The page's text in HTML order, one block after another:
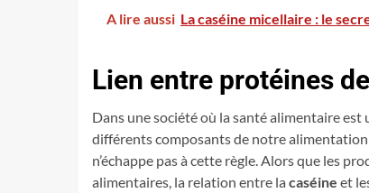
A lire aussi La caséine micellaire : le
Lien entre protéines
Dans une société où la santé alimentaire
différents composants de notre alimentation
n’échappe pas à cette règle. Alors que les
alimentaires, la relation entre la caséine et